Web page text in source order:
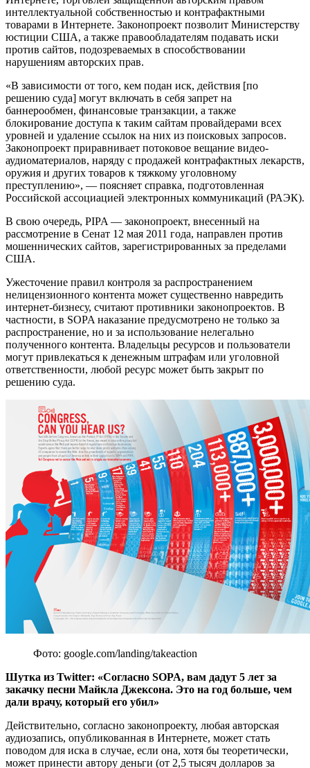
В среду Google разместила на главной странице своего
поисковика призыв к пользователям выступить против
цензуры в Интернете. «Голосование в Сенате начнется 24
января. Пожалуйста, дайте им знать, что вы чувствуете.
Подпишите петицию, призывающую Конгресс голосовать
против PIPA и SOPA, пока еще не стало слишком поздно», —
говорится в сообщении Google.
Резонансные законопроекты по противодействию интернет-
пиратству, известные как SOPA (Stop Online Piracy Act) и PIPA
(Protect IP Act) вызвали резкое неприятие среди американских
интернет-компаний и пользователей.
Законопроект SOPA (H.R. 3261), внесенный в Палату
представителей 26 октября 2011 года, расширяет возможности
американских правоохранительных органов и
Интернете, торговлей защищенной авторским правом
интеллектуальной собственностью и контрафактными
товарами в Интернете. Законопроект позволит Министерству
юстиции США, а также правообладателям подавать иски
против сайтов, подозреваемых в способствовании
нарушениям авторских прав.
«В зависимости от того, кем подан иск, действия [по
решению суда] могут включать в себя запрет на
баннерообмен, финансовые транзакции, а также
блокирование доступа к таким сайтам провайдерами всех
уровней и удаление ссылок на них из поисковых запросов.
Законопроект приравнивает потоковое вещание видео-
аудиоматериалов, наряду с продажей контрафактных лекарств,
оружия и других товаров к тяжкому уголовному
преступлению», — поясняет справка, подготовленная
Российской ассоциацией электронных коммуникаций (РАЭК).
В свою очередь, PIPA — законопроект, внесенный на
рассмотрение в Сенат 12 мая 2011 года, направлен против
мошеннических сайтов, зарегистрированных за пределами
США.
Ужесточение правил контроля за распространением
нелицензионного контента может существенно навредить
интернет-бизнесу, считают противники законопроектов. В
частности, в SOPA наказание предусмотрено не только за
распространение, но и за использование нелегально
полученного контента. Владельцы ресурсов и пользователи
могут привлекаться к денежным штрафам или уголовной
ответственности, любой ресурс может быть закрыт по
решению суда.